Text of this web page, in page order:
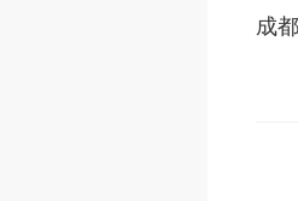
成